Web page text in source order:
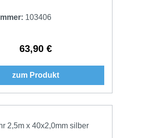
103406
Regulärer Preis:
63,90 €
zum Produkt